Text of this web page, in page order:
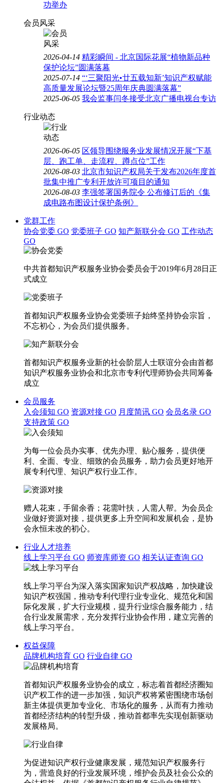
功举办
会员风采
2026-04-14 精彩瞬间 - 北京国际花展“植物新品种
保护论坛”圆满落幕
2025-07-14 “‘三聚阳光•廿五载知新’知识产权赋能
高质量发展论坛暨25周年庆典圆满落幕”
2025-06-05 我会监事闫冬接受北京广播电视台专访
行业动态
2026-06-05 区领导围绕服务业发展情况开展“下基
层、跑工单、走流程、蹲点位”工作
2026-08-03 北京市知识产权局关于发布2026年度首
批集中推广专利开放许可项目的通知
2026-08-03 李强签署国务院令 公布修订后的《集
成电路布图设计保护条例》
党群工作
协会党委 GO 党委班子 GO 知产新联分会 GO 工作动态
GO
中共首都知识产权服务业协会委员会于2019年6月28日正
式成立
首都知识产权服务业协会党委班子始终坚持协会宗旨，
不忘初心，为会员们提供服务。
首都知识产权服务业新的社会阶层人士联谊分会由首都
知识产权服务业协会和北京市专利代理师协会共同筹备
成立
会员服务
入会须知 GO 资源对接 GO 月度简讯 GO 会员名录 GO
支持政策 GO
为每一位会员办实事、优先办理、贴心服务，提供便
利、全面、专业、细致的会员服务，助力会员更好地开
展专利代理、知识产权行业工作。
赠人花束，手留余香；花需叶扶，人需人帮。为会员企
业做好资源对接，提供更多上升空间和发展机会，是协
会永恒未改的初心。
行业人才培养
线上学习平台 GO 师资库师资 GO 相关认证查询 GO
线上学习平台为深入落实国家知识产权战略，加快建设
知识产权强国，推动专利代理行业专业化、规范化和国
际化发展，扩大行业规模，提升行业综合服务能力，结
合行业发展需求，充分发挥行业协会作用，建立完善的
线上学习平台。
权益保障
品牌机构培育 GO 行业自律 GO
首都知识产权服务业协会的成立，标志着首都经济圈知
识产权工作的进一步加强，知识产权将紧密围绕市场创
新主体提供更加专业化、市场化的服务，从而有力推动
首都经济结构的转型升级，推动首都率先实现创新驱动
发展格局。
为促进知识产权行业健康发展，规范知识产权服务行
为，营造良好的行业发展环境，维护会员及社会公众的